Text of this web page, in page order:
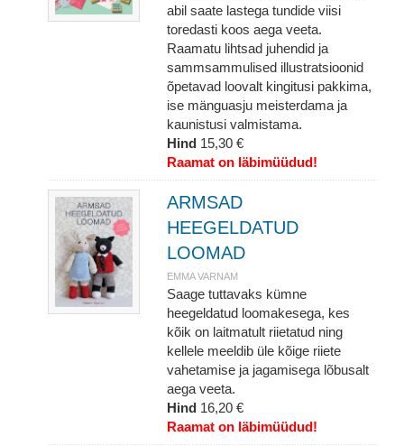
abil saate lastega tundide viisi
toredasti koos aega veeta.
Raamatu lihtsad juhendid ja
sammsammulised illustratsioonid
õpetavad loovalt kingitusi pakkima,
ise mänguasju meisterdama ja
kaunistusi valmistama.
Hind 15,30 €
Raamat on läbimüüdud!
ARMSAD
HEEGELDATUD
LOOMAD
EMMA VARNAM
Saage tuttavaks kümne
heegeldatud loomakesega, kes
kõik on laitmatult riietatud ning
kellele meeldib üle kõige riiete
vahetamise ja jagamisega lõbusalt
aega veeta.
Hind 16,20 €
Raamat on läbimüüdud!